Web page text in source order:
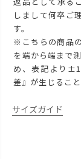
しまして何卒ご
す。
※こちらの商品
を端から端まで
め、表記より
差』が生じるこ
サイズガイド